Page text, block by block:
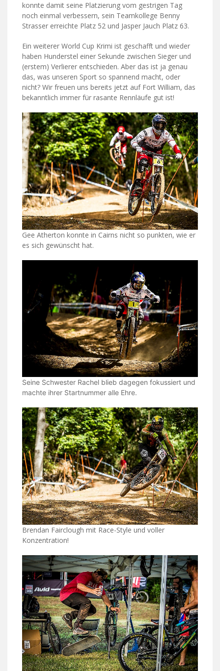
konnte damit seine Platzierung vom gestrigen Tag
noch einmal verbessern, sein Teamkollege Benny
Strasser erreichte Platz 52 und Jasper Jauch Platz 63.
Ein weiterer World Cup Krimi ist geschafft und wieder
haben Hunderstel einer Sekunde zwischen Sieger und
(erstem) Verlierer entschieden. Aber das ist ja genau
das, was unseren Sport so spannend macht, oder
nicht? Wir freuen uns bereits jetzt auf Fort William, das
bekanntlich immer für rasante Rennläufe gut ist!
Gee Atherton konnte in Cairns nicht so punkten, wie er
es sich gewünscht hat.
Seine Schwester Rachel blieb dagegen fokussiert und
machte ihrer Startnummer alle Ehre.
Brendan Fairclough mit Race-Style und voller
Konzentration!